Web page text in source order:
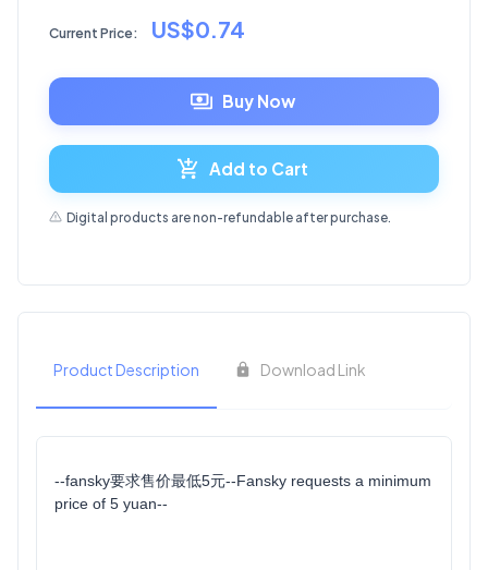
Current Price: US$0.74
Buy Now
Add to Cart
Digital products are non-refundable after purchase.
Product Description Download Link
--fansky要求售价最低5元--Fansky requests a minimum
price of 5 yuan--